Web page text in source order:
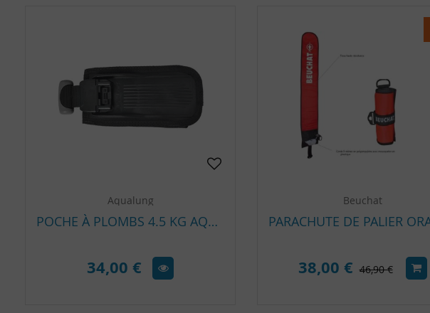
Aqualung
POCHE À PLOMBS 4.5 KG AQUALUNG SURE LOCK 2
34,00 €
Beuchat
38,00 € 46,90 €